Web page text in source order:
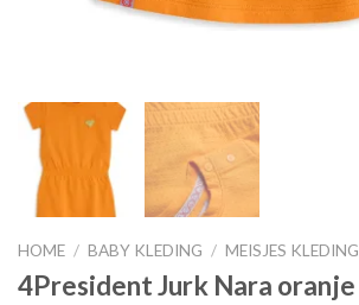
HOME / BABY KLEDING / MEISJES KLEDING
4President Jurk Nara oranje